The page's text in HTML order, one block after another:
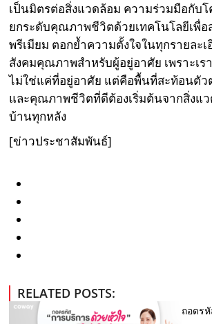
เป็นมิตรต่อสิ่งแวดล้อม ความร่วมมือกับโ
ยกระดับคุณภาพชีวิตด้วยเทคโนโลยีเพื่
พรีเมียม ตอกย้ำความตั้งใจในทุกรายละเ
สังคมคุณภาพสำหรับผู้อยู่อาศัย เพราะเรา
ไม่ใช่แค่ที่อยู่อาศัย แต่คือพื้นที่สะท้อนตัว
และคุณภาพชีวิตที่ดีต้องเริ่มต้นจากสิ่งแ
บ้านทุกหลัง
[ข่าวประชาสัมพันธ์]
RELATED POSTS:
ถอดรหั